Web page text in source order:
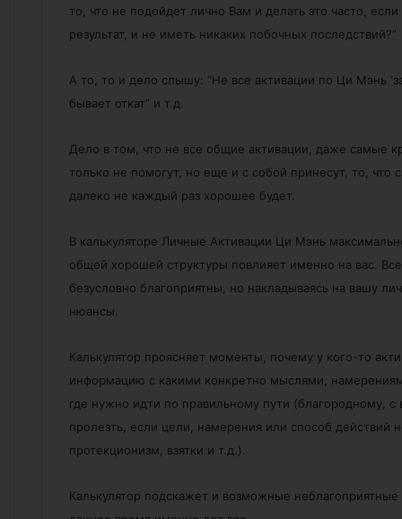
то, что не подойдет лично Вам и делать это часто,
результат, и не иметь никаких побочных последствий?”
А то, то и дело слышу: “Не все активации по Ци Мэнь
бывает откат” и т.д.
Дело в том, что не все общие активации, даже самые
только не помогут, но еще и с собой принесут, то,
далеко не каждый раз хорошее будет.
В калькуляторе Личные Активации Ци Мэнь
общей хорошей структуры повлияет именно на вас.
безусловно благоприятны, но накладываясь на вашу
нюансы.
Калькулятор проясняет моменты, почему у кого-то
информацию с какими конкретно мыслями,
где нужно идти по правильному пути (благородному,
пролезть, если цели, намерения или способ действий
протекционизм, взятки и т.д.).
Калькулятор подскажет и возможные